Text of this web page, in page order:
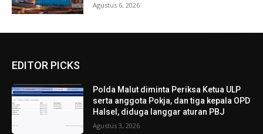
Agustus 6, 2026
EDITOR PICKS
Polda Malut diminta Periksa Ketua ULP
serta anggota Pokja, dan tiga kepala OPD
Halsel, diduga langgar aturan PBJ
Agustus 3, 2026